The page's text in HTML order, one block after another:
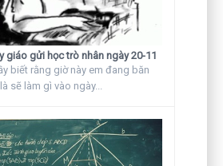
giáo gửi học trò nhân ngày 20-11
biết rằng giờ này em đang băn
sẽ làm gì vào ngày...